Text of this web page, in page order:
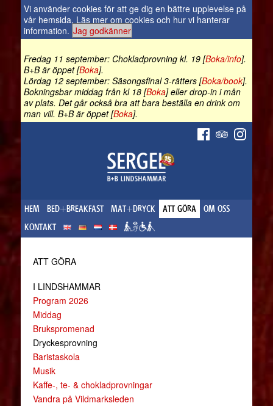
Vi använder cookies för att ge dig en bättre upplevelse på
vår hemsida. Läs mer om cookies och hur vi hanterar
information. Jag godkänner
Fredag 11 september: Chokladprovning kl. 19 [Boka/info].
B+B är öppet [Boka].
Lördag 12 september: Säsongsfinal 3-rätters [Boka/book].
Bokningsbar middag från kl 18 [Boka] eller drop-in i mån
av plats. Det går också bra att bara beställa en drink om
man vill. B+B är öppet [Boka].
HEM BED+BREAKFAST MAT+DRYCK ATT GÖRA
OM OSS
KONTAKT
ATT GÖRA
I LINDSHAMMAR
Program 2026
Middag
Brukspromenad
Dryckesprovning
Baristaskola
Musik
Kaffe-, te- & chokladprovningar
Vandra på Vildmarksleden